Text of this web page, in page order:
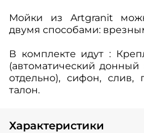
Мойки из Artgranit
двумя способами:
В комплекте идут :
(автоматический донный
отдельно), сифон, слив,
талон.
Характеристики